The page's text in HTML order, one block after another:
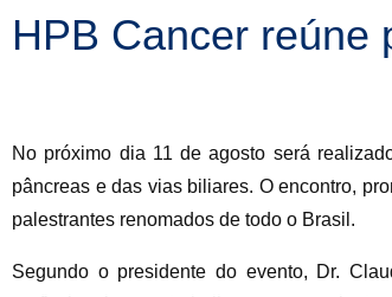
HPB Cancer reúne
No próximo dia 11 de agosto será
pâncreas e das vias biliares. O encontro,
palestrantes renomados de todo o Brasil.
Segundo o presidente do evento, Dr.